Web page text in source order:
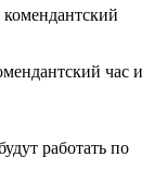
час и